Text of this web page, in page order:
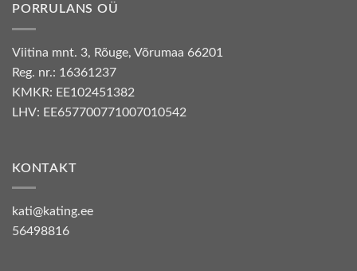
PORRULANS OÜ
Viitina mnt. 3, Rõuge, Võrumaa 66201
Reg. nr.: 16361237
KMKR: EE102451382
LHV: EE657700771007010542
KONTAKT
kati@kating.ee
56498816